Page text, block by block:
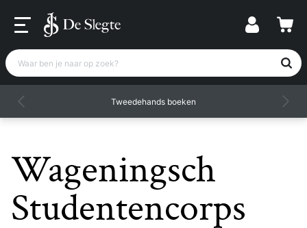
Waar ben je naar op zoek?
Tweedehands boeken
Wageningsch
Studentencorps